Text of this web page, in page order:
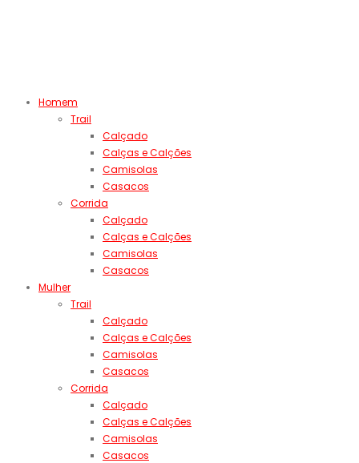
Homem
Trail
Calçado
Calças e Calções
Camisolas
Casacos
Corrida
Calçado
Calças e Calções
Camisolas
Casacos
Mulher
Trail
Calçado
Calças e Calções
Camisolas
Casacos
Corrida
Calçado
Calças e Calções
Camisolas
Casacos